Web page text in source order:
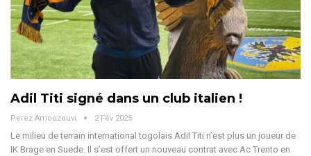
Adil Titi signé dans un club italien !
Perez Amouzouvi 2 Fév 2025
Le milieu de terrain international togolais Adil Titi n’est plus un joueur de
IK Brage en Suede. Il s’est offert un nouveau contrat avec Ac Trento en